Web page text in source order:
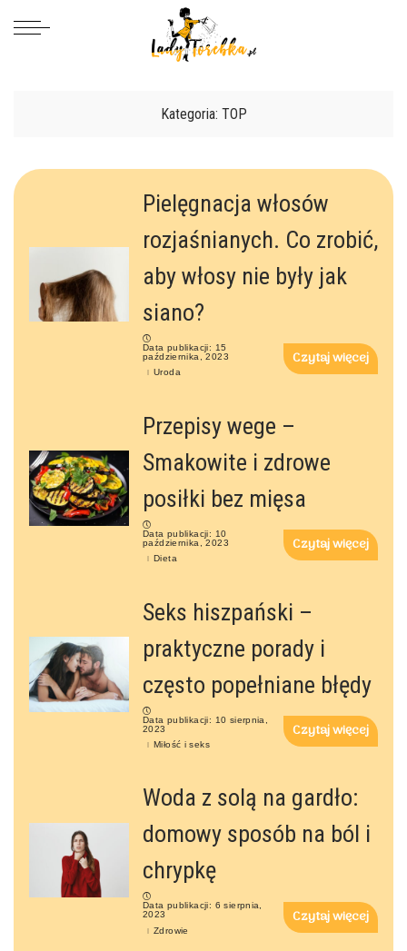
Kategoria: TOP
Pielęgnacja włosów
rozjaśnianych. Co zrobić,
aby włosy nie były jak
siano?
Data publikacji: 15
października, 2023
Uroda
Czytaj więcej
Przepisy wege –
Smakowite i zdrowe
posiłki bez mięsa
Data publikacji: 10
października, 2023
Dieta
Czytaj więcej
Seks hiszpański –
praktyczne porady i
często popełniane błędy
Data publikacji: 10 sierpnia,
2023
Miłość i seks
Czytaj więcej
Woda z solą na gardło:
domowy sposób na ból i
chrypkę
Data publikacji: 6 sierpnia,
2023
Zdrowie
Czytaj więcej